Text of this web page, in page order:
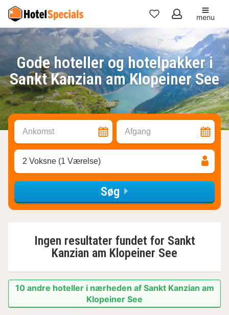
Mine
favoritter
menu
Gode hoteller og hotelpakker i
Sankt Kanzian am Klopeiner See
Ankomst Afgang
2 Voksne (1 Værelse)
Søg
Ingen resultater fundet for Sankt
Kanzian am Klopeiner See
10 andre hoteller i nærheden af Sankt Kanzian am
Klopeiner See